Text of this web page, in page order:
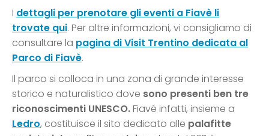
I dettagli per prenotare gli eventi a Fiavè li
trovate qui. Per altre informazioni, vi consigliamo di
consultare la pagina di Visit Trentino dedicata al
Parco di Fiavè.
Il parco si colloca in una zona di grande interesse
storico e naturalistico dove sono presenti ben tre
riconoscimenti UNESCO.Fiavé infatti, insieme a
Ledro, costituisce il sito dedicato alle palafitte